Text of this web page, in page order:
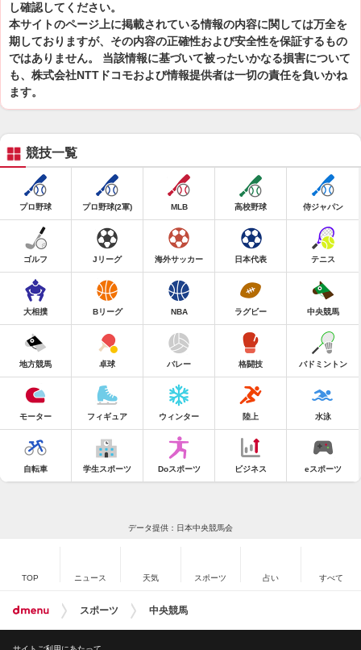
し確認してください。
本サイトのページ上に掲載されている情報の内容に関しては万全を
期しておりますが、その内容の正確性および安全性を保証するもの
ではありません。 当該情報に基づいて被ったいかなる損害について
も、株式会社NTTドコモおよび情報提供者は一切の責任を負いかね
ます。
競技一覧
プロ野球 プロ野球(2軍) MLB 高校野球 侍ジャパン
ゴルフ Jリーグ 海外サッカー 日本代表 テニス
大相撲 Bリーグ NBA ラグビー 中央競馬
地方競馬 卓球 バレー 格闘技 バドミントン
モーター フィギュア ウィンター 陸上 水泳
自転車 学生スポーツ Doスポーツ ビジネス eスポーツ
データ提供：日本中央競馬会
TOP ニュース 天気 スポーツ 占い すべて
スポーツ 中央競馬